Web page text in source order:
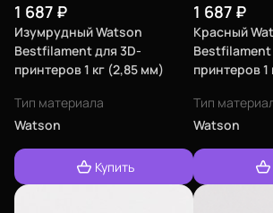
1 687 ₽
Изумрудный Watson
Bestfilament для 3D-
принтеров 1 кг (2,85 мм)
Тип материала
Watson
Купить
1 687 ₽
Красный
Bestfilament
принтеров
Тип
Watson